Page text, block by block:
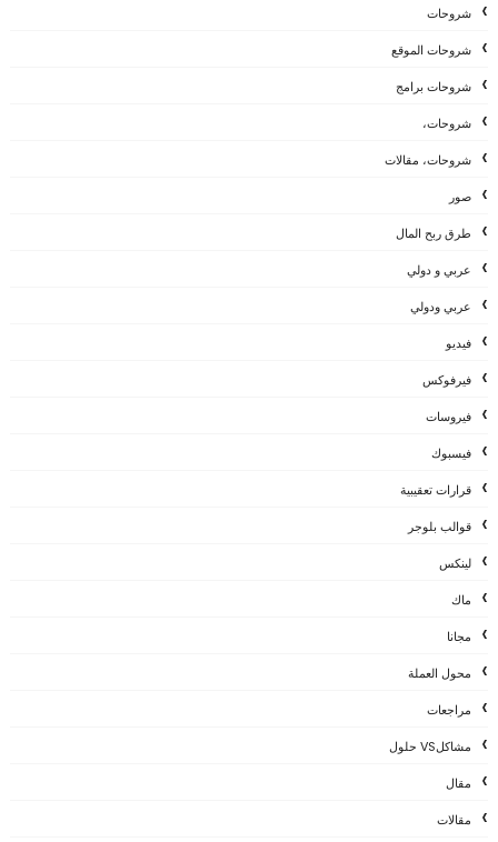
شروحات
شروحات الموقع
شروحات برامج
شروحات،
شروحات، مقالات
صور
طرق ربح المال
عربي و دولي
عربي ودولي
فيديو
فيرفوكس
فيروسات
فيسبوك
قرارات تعقيبية
قوالب بلوجر
لينكس
ماك
مجانا
محول العملة
مراجعات
مشاكلVS حلول
مقال
مقالات